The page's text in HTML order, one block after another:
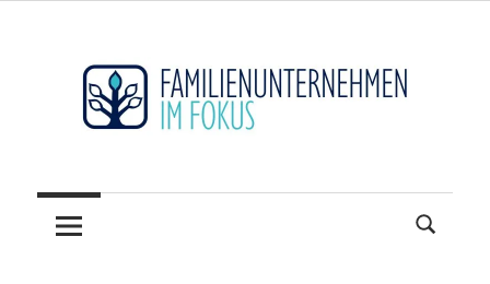
springen
im
sichtbar
machen